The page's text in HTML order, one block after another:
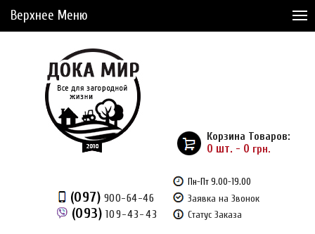
Верхнее Меню
Доставка и Оплата
Рассрочка
Доставка из Америки
Отложенные товары (0)
(097) 900-64-46
(093) 109-43-43
Пн-Пт 9.00-19.00
Заявка на Звонок
Статус Заказа
Корзина Товаров:
0 шт. - 0 грн.